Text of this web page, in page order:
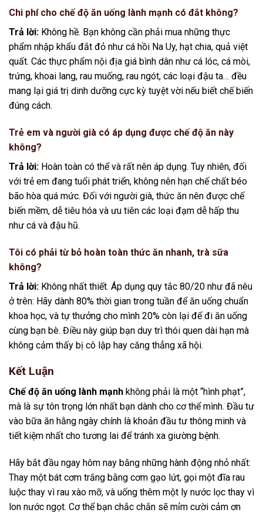
Chi phí cho chế độ ăn uống lành mạnh có đắt không?
Trả lời: Không hề. Bạn không cần phải mua những thực
phẩm nhập khẩu đắt đỏ như cá hồi Na Uy, hạt chia, quả việt
quất. Các thực phẩm nội địa giá bình dân như cá lóc, cá mòi,
trứng, khoai lang, rau muống, rau ngót, các loại đậu ta… đều
mang lại giá trị dinh dưỡng cực kỳ tuyệt vời nếu biết chế biến
đúng cách.
Trẻ em và người già có áp dụng được chế độ ăn này
không?
Trả lời: Hoàn toàn có thể và rất nên áp dụng. Tuy nhiên, đối
với trẻ em đang tuổi phát triển, không nên hạn chế chất béo
bão hòa quá mức. Đối với người già, thức ăn nên được chế
biến mềm, dễ tiêu hóa và ưu tiên các loại đạm dễ hấp thu
như cá và đậu hũ.
Tôi có phải từ bỏ hoàn toàn thức ăn nhanh, trà sữa
không?
Trả lời: Không nhất thiết. Áp dụng quy tắc 80/20 như đã nêu
ở trên: Hãy dành 80% thời gian trong tuần để ăn uống chuẩn
khoa học, và tự thưởng cho mình 20% còn lại để đi ăn uống
cùng bạn bè. Điều này giúp bạn duy trì thói quen dài hạn mà
không cảm thấy bị cô lập hay căng thẳng xã hội.
Kết Luận
Chế độ ăn uống lành mạnh không phải là một “hình phạt”,
mà là sự tôn trọng lớn nhất bạn dành cho cơ thể mình. Đầu tư
vào bữa ăn hằng ngày chính là khoản đầu tư thông minh và
tiết kiệm nhất cho tương lai để tránh xa giường bệnh.
Hãy bắt đầu ngay hôm nay bằng những hành động nhỏ nhất:
Thay một bát cơm trắng bằng cơm gạo lứt, gọi một đĩa rau
luộc thay vì rau xào mỡ, và uống thêm một ly nước lọc thay vì
lon nước ngọt. Cơ thể bạn chắc chắn sẽ mỉm cười cảm ơn